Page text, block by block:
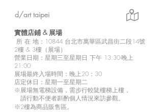
次台灣初個展
d/art taipei
實體店鋪 & 展場
所 在 地：10844 台北市萬華區武昌街二段14號
2樓 & 3樓（展場）
營業日期：星期三至星期日 下午 13:30-晚上
21:00
展場最終入場時間：晚上20：30
店定休日：星期一至星期二
※展場無電梯設備，需步行較陡樓梯上樓，
請行動不便者斟酌個人情況來訪參觀。
※2樓為商品販售區。